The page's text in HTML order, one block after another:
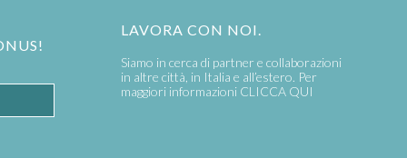
LAVORA CON NOI.
Siamo in cerca di partner e collaborazioni
in altre città, in Italia e all’estero. Per
maggiori informazioni CLICCA QUI